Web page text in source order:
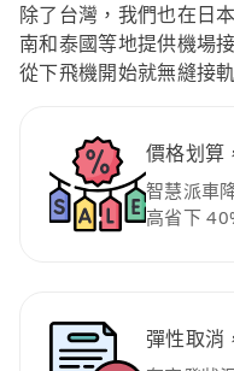
除了台灣，我們也在日
南和泰國等地提供機場
從下飛機開始就無縫接
價格划算
智慧派車
高省下
彈性取消